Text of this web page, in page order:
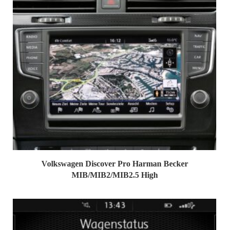
Volkswagen Discover Pro Harman Becker
MIB/MIB2/MIB2.5 High